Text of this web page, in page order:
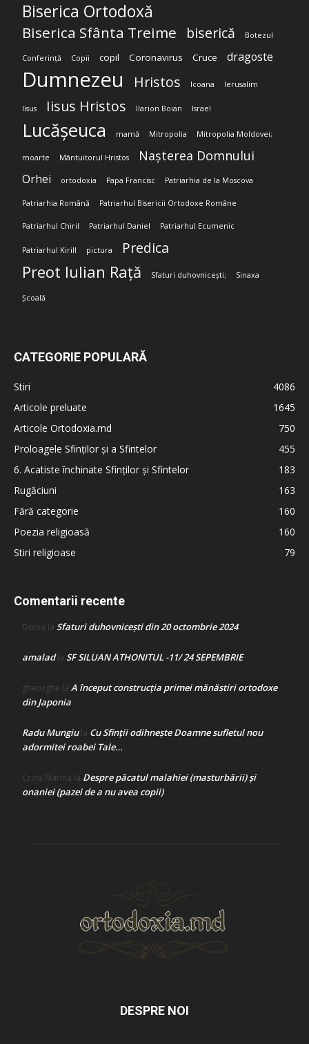
Biserica Ortodoxă
Biserica Sfânta Treime biserică Botezul
Conferință Copii copil Coronavirus Cruce dragoste
Dumnezeu Hristos Icoana Ierusalim
Iisus Iisus Hristos Ilarion Boian Israel
Lucășeuca mamă Mitropolia Mitropolia Moldovei;
moarte Mântuitorul Hristos Nașterea Domnului
Orhei ortodoxia Papa Francisc Patriarhia de la Moscova
Patriarhia Română Patriarhul Bisericii Ortodoxe Române
Patriarhul Chiril Patriarhul Daniel Patriarhul Ecumenic
Patriarhul Kirill pictura Predica
Preot Iulian Rață Sfaturi duhovnicești; Sinaxa
Școală
CATEGORIE POPULARĂ
Stiri
4086
Articole preluate
1645
Articole Ortodoxia.md
750
Proloagele Sfinților și a Sfintelor
455
6. Acatiste închinate Sfinților și Sfintelor
183
Rugăciuni
163
Fără categorie
160
Poezia religioasă
160
Stiri religioase
79
Comentarii recente
Doina la Sfaturi duhovnicești din 20 octombrie 2024
amaladla SF SILUAN ATHONITUL -11/ 24 SEPEMBRIE
gheorghe la A început construcţia primei mănăstiri ortodoxe
din Japonia
Radu Mungiula Cu Sfinții odihnește Doamne sufletul nou
adormitei roabei Tale…
Crina Marina la Despre păcatul malahiei (masturbării) şi
onaniei (pazei de a nu avea copii)
DESPRE NOI